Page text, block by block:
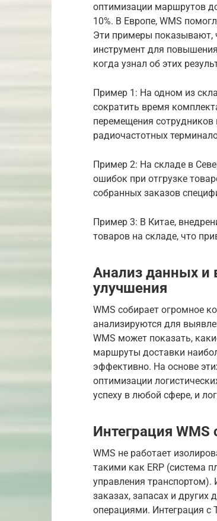
оптимизации маршрутов
10%. В Европе, WMS
Эти примеры показывают,
инструмент для
когда узнал об этих
Пример 1: На одном из
сократить время
перемещения
радиочастотных
Пример 2: На складе в
ошибок при отгрузке
собранных заказов
Пример 3: В Китае,
товаров на складе, что
Анализ данных и
улучшения
WMS собирает огромное
анализируются для
WMS может показать,
маршруты доставки
эффективно. На основе
оптимизации
успеху в любой сфере, и
Интеграция
WMS не работает
такими как ERP (система
управления транспортом).
заказах, запасах и
операциями. Интеграция